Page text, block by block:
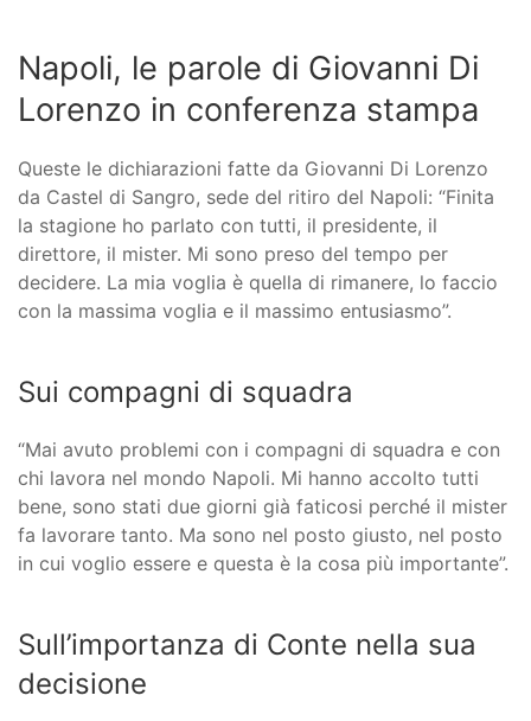
Napoli, le parole di Giovanni Di
Lorenzo in conferenza stampa
Queste le dichiarazioni fatte da Giovanni Di Lorenzo
da Castel di Sangro, sede del ritiro del Napoli: “Finita
la stagione ho parlato con tutti, il presidente, il
direttore, il mister. Mi sono preso del tempo per
decidere. La mia voglia è quella di rimanere, lo faccio
con la massima voglia e il massimo entusiasmo”.
Sui compagni di squadra
“Mai avuto problemi con i compagni di squadra e con
chi lavora nel mondo Napoli. Mi hanno accolto tutti
bene, sono stati due giorni già faticosi perché il mister
fa lavorare tanto. Ma sono nel posto giusto, nel posto
in cui voglio essere e questa è la cosa più importante”.
Sull’importanza di Conte nella sua
decisione